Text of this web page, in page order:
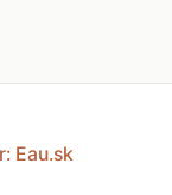
Eau.sk